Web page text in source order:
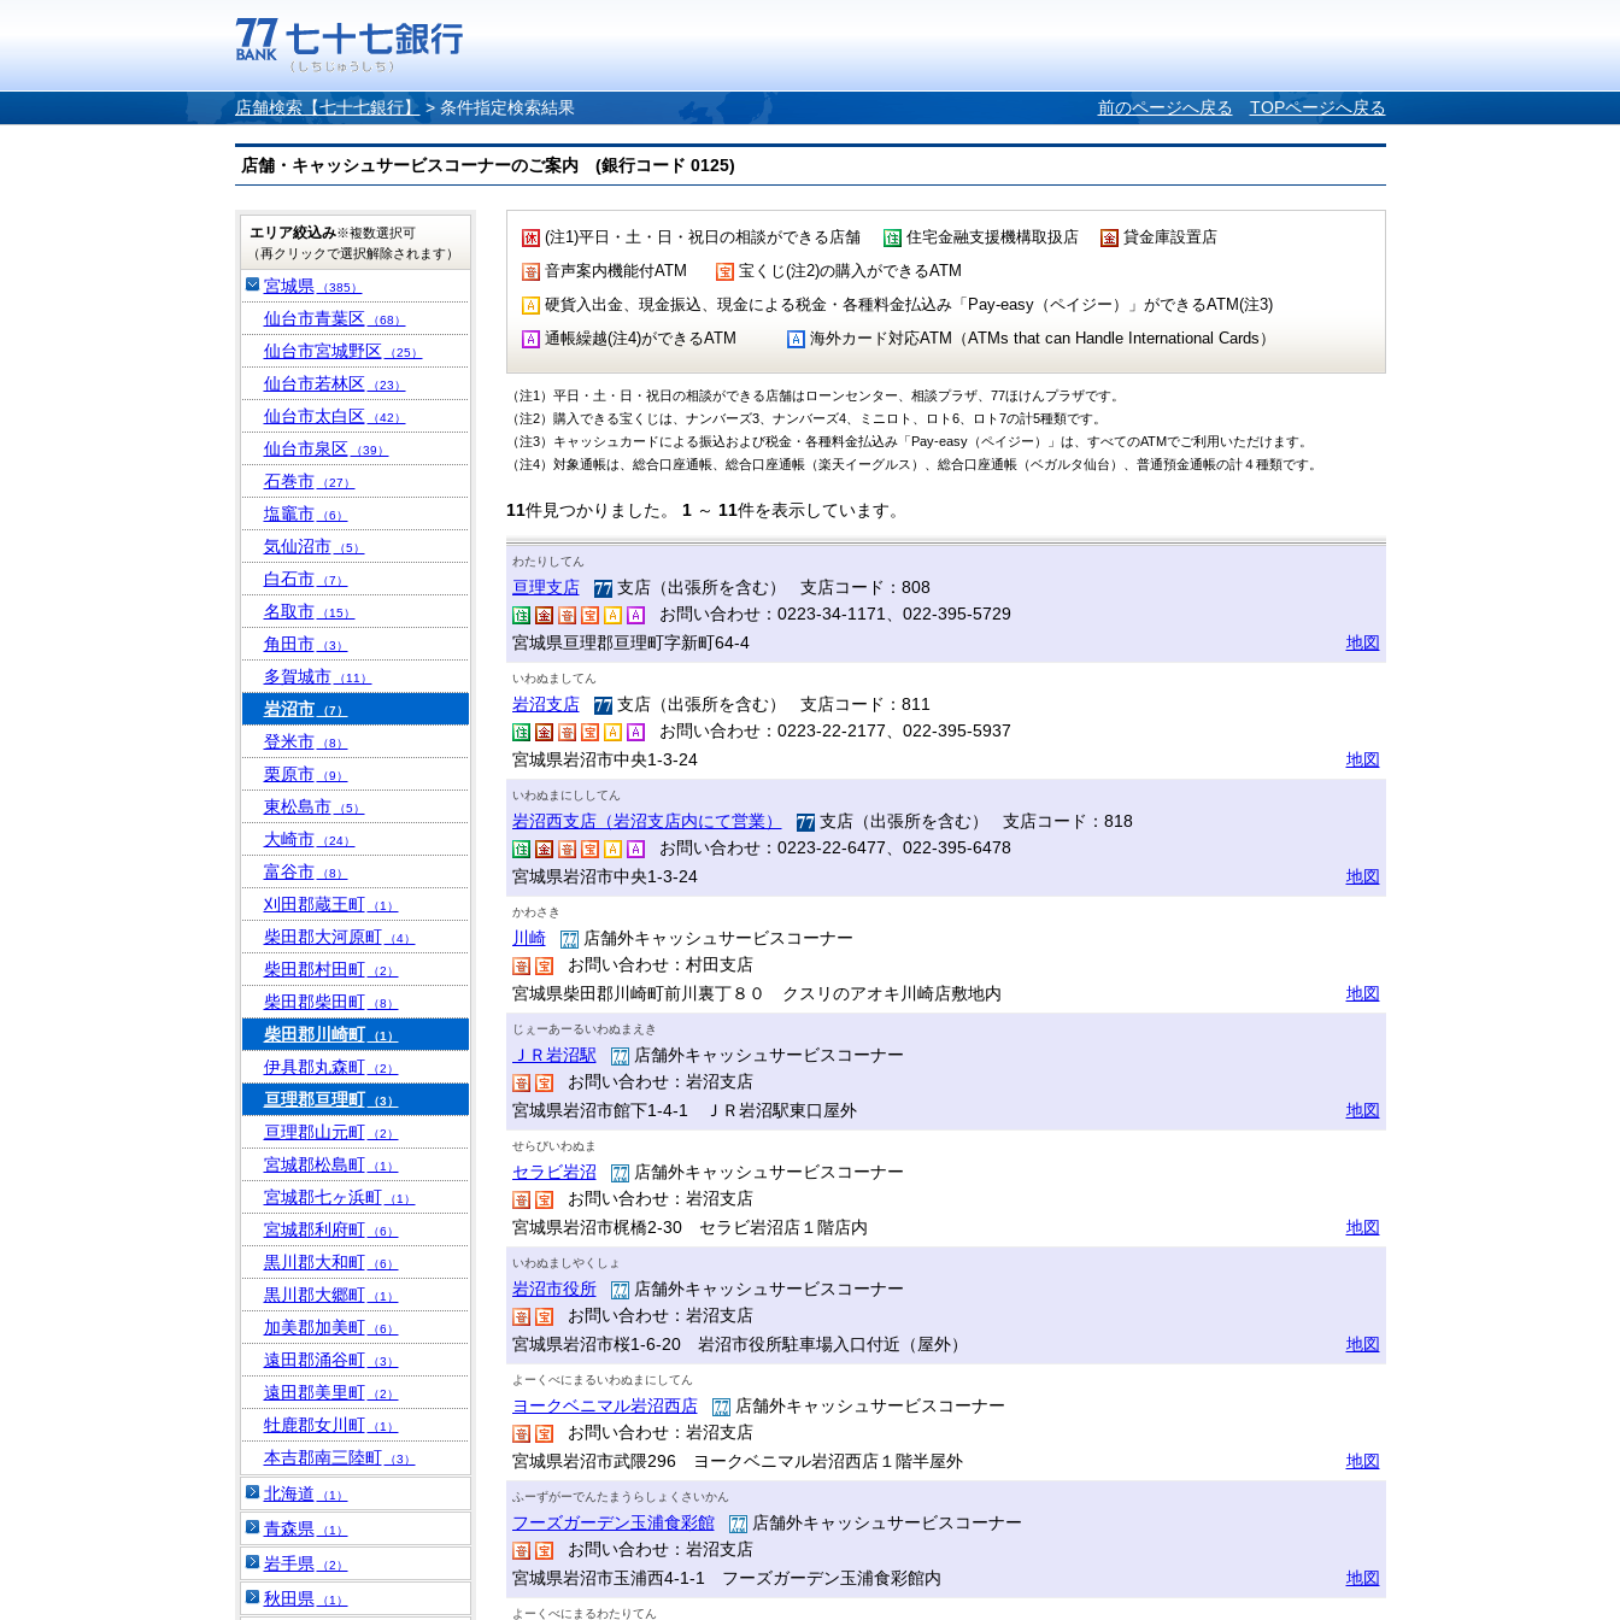
店舗検索【七十七銀行】 > 条件指定検索結果 前のページへ戻る TOPページへ戻る
店舗・キャッシュサービスコーナーのご案内 (銀行コード 0125)
(注1)平日・土・日・祝日の相談ができる店舗 住宅金融支援機構取扱店
貸金庫設置店
音声案内機能付ATM
宝くじ(注2)の購入ができるATM
硬貨入出金、現金振込、現金による税金・各種料金払込み「Pay-easy（ペイジー）」ができるATM(注3)
通帳繰越(注4)ができるATM
海外カード対応ATM（ATMs that can Handle International Cards）
（注1）平日・土・日・祝日の相談ができる店舗はローンセンター、相談プラザ、77ほけんプラザです。
（注2）購入できる宝くじは、ナンバーズ3、ナンバーズ4、ミニロト、ロト6、ロト7の計5種類です。
（注3）キャッシュカードによる振込および税金・各種料金払込み「Pay-easy（ペイジー）」は、すべてのATMでご利用いただけます。
（注4）対象通帳は、総合口座通帳、総合口座通帳（楽天イーグルス）、総合口座通帳（ベガルタ仙台）、普通預金通帳の計４種類です。
11件見つかりました。 1～ 11件を表示しています。
わたりしてん
亘理支店
支店（出張所を含む） 支店コード：808
お問い合わせ：0223-34-1171、022-395-5729
宮城県亘理郡亘理町字新町64-4
地図
いわぬましてん
岩沼支店
支店（出張所を含む） 支店コード：811
お問い合わせ：0223-22-2177、022-395-5937
宮城県岩沼市中央1-3-24
地図
いわぬまにししてん
岩沼西支店（岩沼支店内にて営業）
支店（出張所を含む） 支店コード：818
お問い合わせ：0223-22-6477、022-395-6478
宮城県岩沼市中央1-3-24
地図
かわさき
川崎
店舗外キャッシュサービスコーナー
お問い合わせ：村田支店
宮城県柴田郡川崎町前川裏丁８０ クスリのアオキ川崎店敷地内
地図
じぇーあーるいわぬまえき
ＪＲ岩沼駅
店舗外キャッシュサービスコーナー
お問い合わせ：岩沼支店
宮城県岩沼市館下1-4-1 ＪＲ岩沼駅東口屋外
地図
せらびいわぬま
セラビ岩沼
店舗外キャッシュサービスコーナー
お問い合わせ：岩沼支店
宮城県岩沼市梶橋2-30 セラビ岩沼店１階店内
地図
いわぬましやくしょ
岩沼市役所
店舗外キャッシュサービスコーナー
お問い合わせ：岩沼支店
宮城県岩沼市桜1-6-20 岩沼市役所駐車場入口付近（屋外）
地図
よーくべにまるいわぬまにしてん
ヨークベニマル岩沼西店
店舗外キャッシュサービスコーナー
お問い合わせ：岩沼支店
宮城県岩沼市武隈296 ヨークベニマル岩沼西店１階半屋外
地図
ふーずがーでんたまうらしょくさいかん
フーズガーデン玉浦食彩館
店舗外キャッシュサービスコーナー
お問い合わせ：岩沼支店
宮城県岩沼市玉浦西4-1-1 フーズガーデン玉浦食彩館内
地図
よーくべにまるわたりてん
エリア絞込み※複数選択可
（再クリックで選択解除されます）
宮城県 （385）
仙台市青葉区 （68）
仙台市宮城野区 （25）
仙台市若林区 （23）
仙台市太白区 （42）
仙台市泉区 （39）
石巻市 （27）
塩竈市 （6）
気仙沼市 （5）
白石市 （7）
名取市 （15）
角田市 （3）
多賀城市 （11）
岩沼市 （7）
登米市 （8）
栗原市 （9）
東松島市 （5）
大崎市 （24）
富谷市 （8）
刈田郡蔵王町 （1）
柴田郡大河原町 （4）
柴田郡村田町 （2）
柴田郡柴田町 （8）
柴田郡川崎町 （1）
伊具郡丸森町 （2）
亘理郡亘理町 （3）
亘理郡山元町 （2）
宮城郡松島町 （1）
宮城郡七ヶ浜町 （1）
宮城郡利府町 （6）
黒川郡大和町 （6）
黒川郡大郷町 （1）
加美郡加美町 （6）
遠田郡涌谷町 （3）
遠田郡美里町 （2）
牡鹿郡女川町 （1）
本吉郡南三陸町 （3）
北海道 （1）
青森県 （1）
岩手県 （2）
秋田県 （1）